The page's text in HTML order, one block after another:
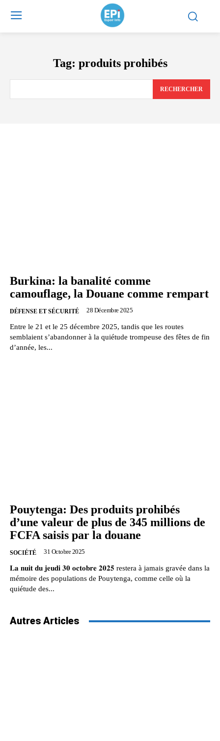
Tag: produits prohibés
RECHERCHER
Burkina: la banalité comme
camouflage, la Douane comme rempart
DÉFENSE ET SÉCURITÉ 28 Décembre 2025
Entre le 21 et le 25 décembre 2025, tandis que les routes
semblaient s’abandonner à la quiétude trompeuse des fêtes de fin
d’année, les...
Pouytenga: Des produits prohibés
d’une valeur de plus de 345 millions de
FCFA saisis par la douane
SOCIÉTÉ 31 Octobre 2025
𝐋𝐚 𝐧𝐮𝐢𝐭 𝐝𝐮 𝐣𝐞𝐮𝐝𝐢 𝟑𝟎 𝐨𝐜𝐭𝐨𝐛𝐫𝐞 𝟐𝟎𝟐𝟓 restera à jamais gravée dans la
mémoire des populations de Pouytenga, comme celle où la
quiétude des...
Autres Articles